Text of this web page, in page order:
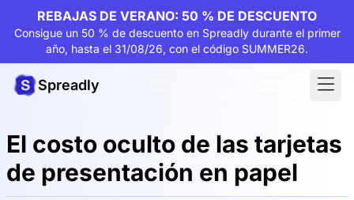
REBAJAS DE VERANO: 50 % DE DESCUENTO
Consigue un 50 % de descuento en Spreadly durante el primer
año, hasta el 31/08/26, con el código SUMMER26.
Spreadly
El costo oculto de las tarjetas
de presentación en papel